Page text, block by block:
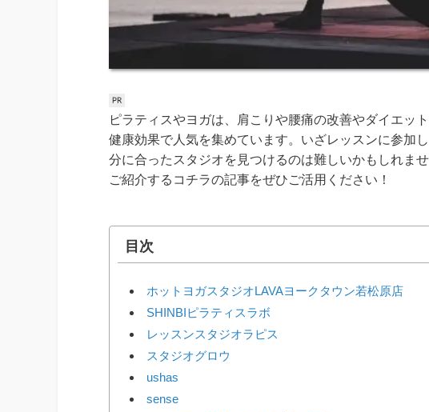
ピラティスやヨガは、肩こりや腰痛の改善やダイエッ
健康効果で人気を集めています。いざレッスンに参加
分に合ったスタジオを見つけるのは難しいかもしれま
ご紹介するコチラの記事をぜひご活用ください！
目次
ホットヨガスタジオLAVAヨークタウン若松原店
SHINBIピラティスラボ
レッスンスタジオラピス
スタジオグロウ
ushas
sense